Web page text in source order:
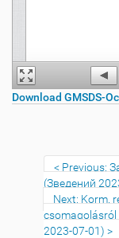
Download GMSDS-
Previous:
(Зведений
Next: Korm.
csomagolásról
2023-07-01)